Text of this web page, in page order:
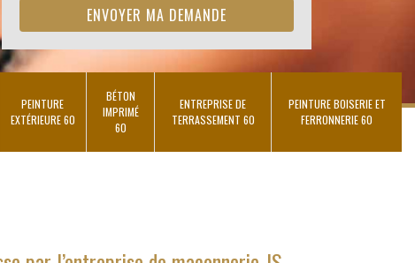
PEINTURE
EXTÉRIEURE 60
BÉTON
IMPRIMÉ
60
ENTREPRISE DE
TERRASSEMENT 60
PEINTURE BOISERIE ET
FERRONNERIE 60